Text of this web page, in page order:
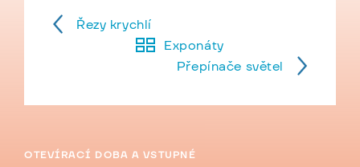
Řezy krychlí
Exponáty
Přepínače světel
OTEVÍRACÍ DOBA A VSTUPNÉ